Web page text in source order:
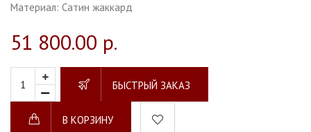
Материал: Сатин жаккард
51 800.00 р.
БЫСТРЫЙ ЗАКАЗ
В КОРЗИНУ